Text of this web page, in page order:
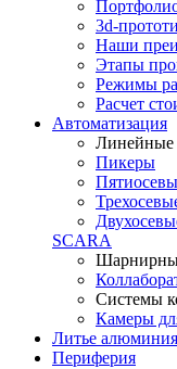
3d-
Наши
Этапы
Режимы
Расчет
Автоматизация
Линейные
Пикеры
SCARA
Системы
Камеры
Литье алюминия
Периферия